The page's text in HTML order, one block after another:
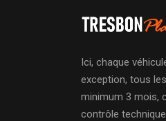
Ici, chaque
exception, tous
minimum 3 mois,
contrôle